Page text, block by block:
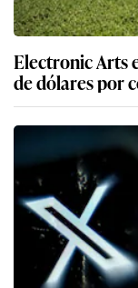
Electronic Arts
de dólares por